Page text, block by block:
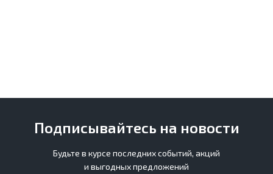
Подписывайтесь на новости
Будьте в курсе последних событий, акций
и выгодных предложений